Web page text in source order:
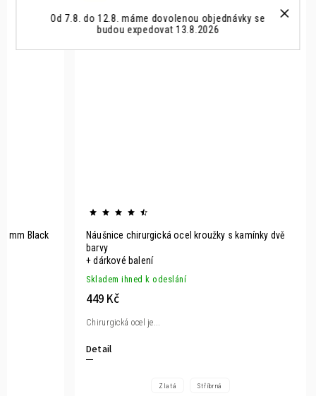
Od 7.8. do 12.8. máme dovolenou objednávky se
budou expedovat 13.8.2026
mm Black
Náušnice chirurgická ocel kroužky s kamínky dvě
barvy
+ dárkové balení
Skladem ihned k odeslání
449 Kč
Detail
Chirurgická ocel je...
Zlatá Stříbrná